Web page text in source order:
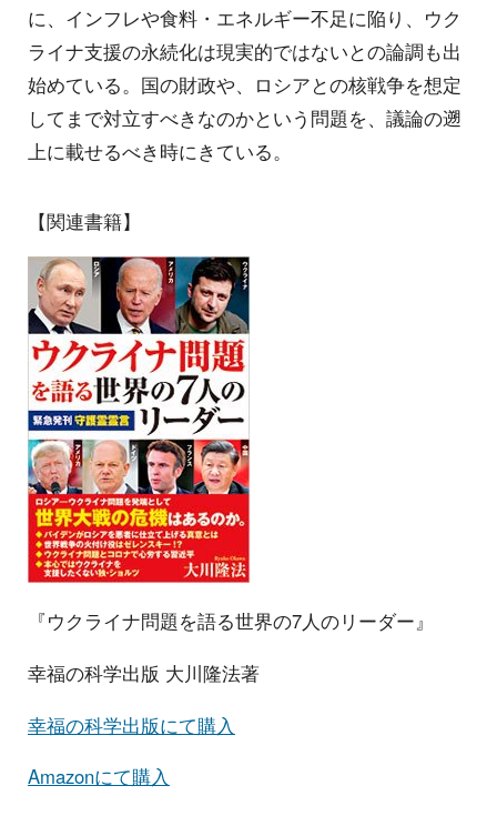
に、インフレや食料・エネルギー不足に陥り、ウク
ライナ支援の永続化は現実的ではないとの論調も出
始めている。国の財政や、ロシアとの核戦争を想定
してまで対立すべきなのかという問題を、議論の遡
上に載せるべき時にきている。
【関連書籍】
『ウクライナ問題を語る世界の7人のリーダー』
幸福の科学出版 大川隆法著
幸福の科学出版にて購入
Amazonにて購入